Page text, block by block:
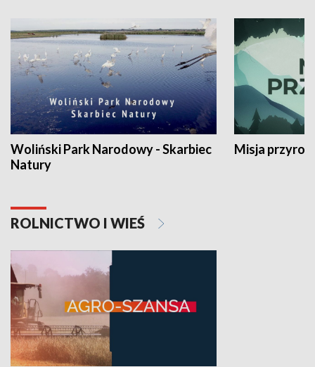
Woliński Park Narodowy - Skarbiec
Natury
Misja
ROLNICTWO I WIEŚ